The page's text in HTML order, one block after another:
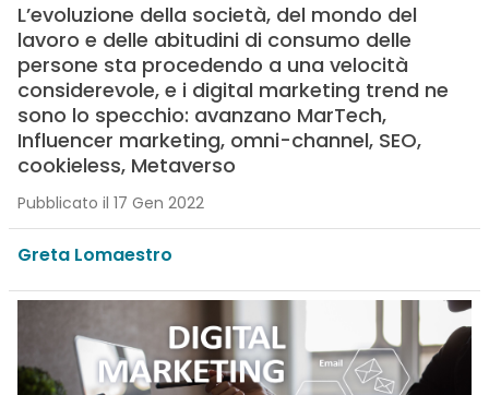
L’evoluzione della società, del mondo del
lavoro e delle abitudini di consumo delle
persone sta procedendo a una velocità
considerevole, e i digital marketing trend ne
sono lo specchio: avanzano MarTech,
Influencer marketing, omni-channel, SEO,
cookieless, Metaverso
Pubblicato il 17 Gen 2022
Greta Lomaestro